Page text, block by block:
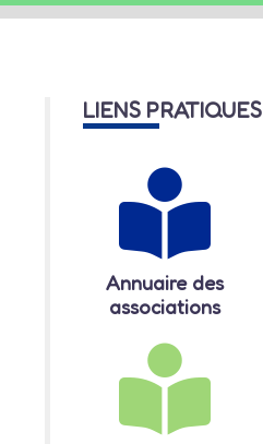
LIENS PRATIQUES
Annuaire des
associations